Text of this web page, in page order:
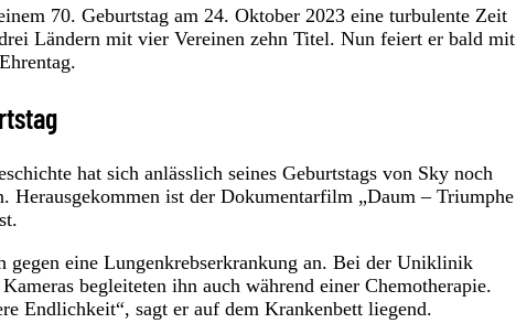
70. Geburtstag am 24. Oktober 2023 eine turbulente Zeit
Ländern mit vier Vereinen zehn Titel. Nun feiert er bald mit
hat sich anlässlich seines Geburtstags von Sky noch
Herausgekommen ist der Dokumentarfilm „Daum – Triumphe
gegen eine Lungenkrebserkrankung an. Bei der Uniklinik
begleiteten ihn auch während einer Chemotherapie.
Endlichkeit“, sagt er auf dem Krankenbett liegend.